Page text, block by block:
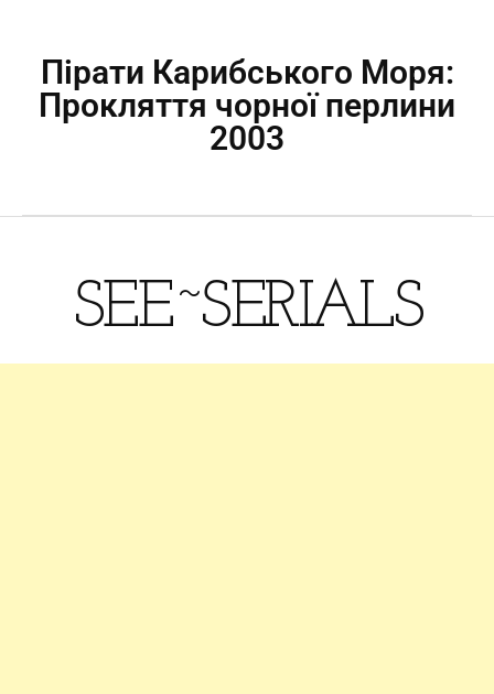
Пірати Карибського Моря:
Прокляття чорної перлини
2003
SEE~SERIALS